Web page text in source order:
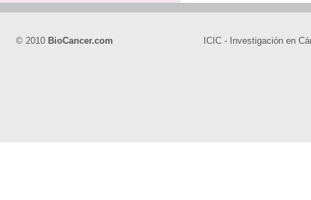
© 2010 BioCancer.com ICIC - Investigación en